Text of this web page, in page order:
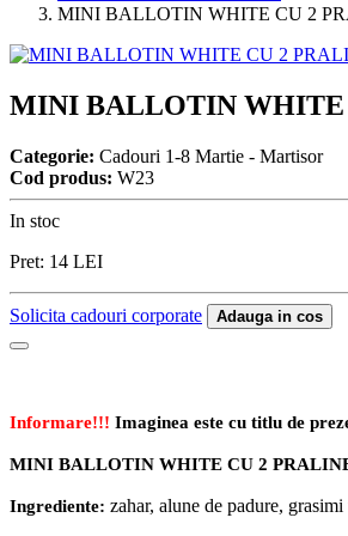
MINI BALLOTIN WHITE CU 2
MINI BALLOTIN WHITE
Categorie: Cadouri 1-8 Martie - Martisor
Cod produs: W23
In stoc
Pret: 14 LEI
Solicita cadouri corporate Adauga in cos
Informare!!! Imaginea este cu titlu de
MINI BALLOTIN WHITE CU 2
Ingrediente: zahar, alune de padure,